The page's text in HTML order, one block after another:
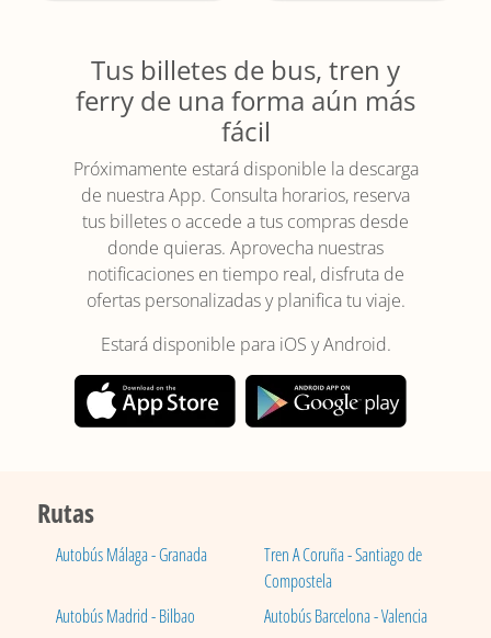
Tus billetes de bus, tren y
ferry de una forma aún más
fácil
Próximamente estará disponible la descarga
de nuestra App. Consulta horarios, reserva
tus billetes o accede a tus compras desde
donde quieras. Aprovecha nuestras
notificaciones en tiempo real, disfruta de
ofertas personalizadas y planifica tu viaje.
Estará disponible para iOS y Android.
Rutas
Autobús Málaga - Granada
Tren A Coruña - Santiago de
Compostela
Autobús Madrid - Bilbao
Autobús Barcelona - Valencia